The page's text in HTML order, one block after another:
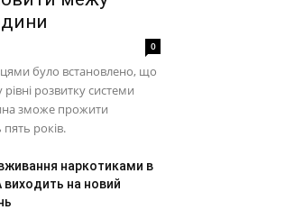
0
було встановлено, що
розвитку системи
зможе прожити
років.
наркотиками в
на новий